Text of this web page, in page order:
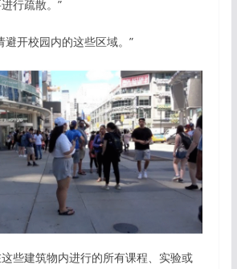
行疏散。”
避开校园内的这些区域。”
些建筑物内进行的所有课程、实验或